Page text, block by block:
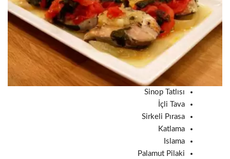
Sinop Tatlısı
İçli Tava
Sirkeli Pırasa
Katlama
Islama
Palamut Pilaki